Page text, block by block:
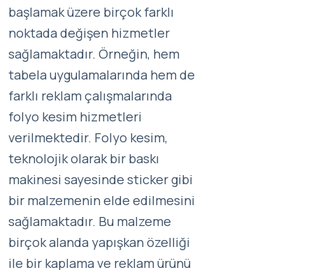
başlamak üzere birçok farklı
noktada değişen hizmetler
sağlamaktadır. Örneğin, hem
tabela uygulamalarında hem de
farklı reklam çalışmalarında
folyo kesim hizmetleri
verilmektedir. Folyo kesim,
teknolojik olarak bir baskı
makinesi sayesinde sticker gibi
bir malzemenin elde edilmesini
sağlamaktadır. Bu malzeme
birçok alanda yapışkan özelliği
ile bir kaplama ve reklam ürünü